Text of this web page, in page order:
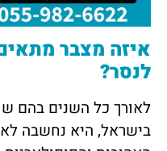
איזה מצבר
לנסר?
לאורך כל השנים בהם
בישראל, היא נחשבה